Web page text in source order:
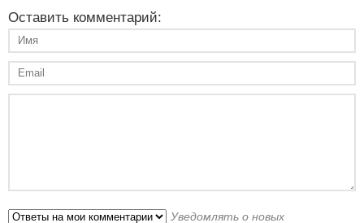
Оставить комментарий:
Уведомлять о новых